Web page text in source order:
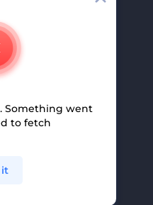
Something went
to fetch
it